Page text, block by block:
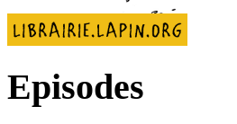
Episodes